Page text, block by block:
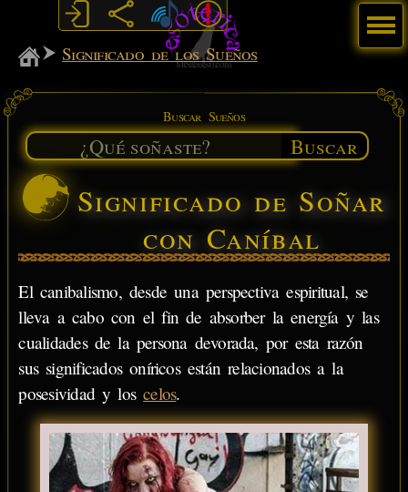
MiSabueso
Significado de los Sueños
Buscar Sueños
Buscar
Significado de Soñar
con Caníbal
El canibalismo, desde una perspectiva espiritual, se
lleva a cabo con el fin de absorber la energía y las
cualidades de la persona devorada, por esta razón
sus significados oníricos están relacionados a la
posesividad y loscelos.
Menú